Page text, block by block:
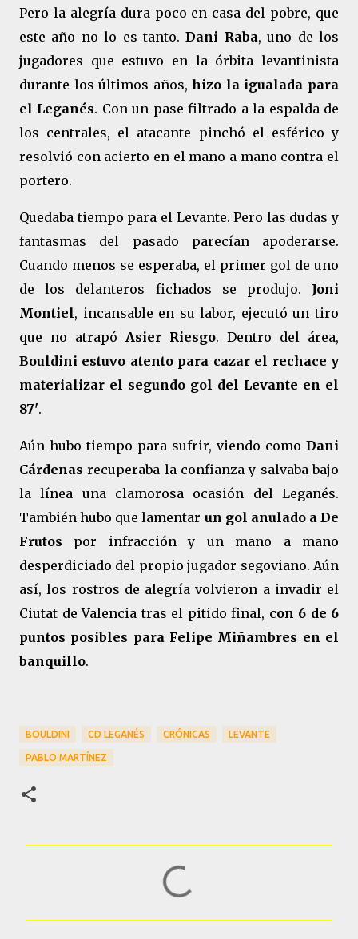
Pero la alegría dura poco en casa del pobre, que
este año no lo es tanto.Dani Raba, uno de los
jugadores que estuvo en la órbita levantinista
durante los últimos años,hizo la igualada para
el Leganés. Con un pase filtrado a la espalda de
los centrales, el atacante pinchó el esférico y
resolvió con acierto en el mano a mano contra el
portero.
Quedaba tiempo para el Levante. Pero las dudas y
fantasmas del pasado parecían apoderarse.
Cuando menos se esperaba, el primer gol de uno
de los delanteros fichados se produjo. Joni
Montiel, incansable en su labor, ejecutó un tiro
que no atrapó Asier Riesgo. Dentro del área,
Bouldini estuvo atento para cazar el rechace y
materializar el segundo gol del Levante en el
87'.
Aún hubo tiempo para sufrir, viendo como Dani
Cárdenas recuperaba la confianza y salvaba bajo
la línea una clamorosa ocasión del Leganés.
También hubo que lamentar un gol anulado a De
Frutos por infracción y un mano a mano
desperdiciado del propio jugador segoviano. Aún
así, los rostros de alegría volvieron a invadir el
Ciutat de Valencia tras el pitido final, con 6 de 6
puntos posibles para Felipe Miñambres en el
banquillo.
BOULDINI CD LEGANÉS CRÓNICAS LEVANTE
PABLO MARTÍNEZ